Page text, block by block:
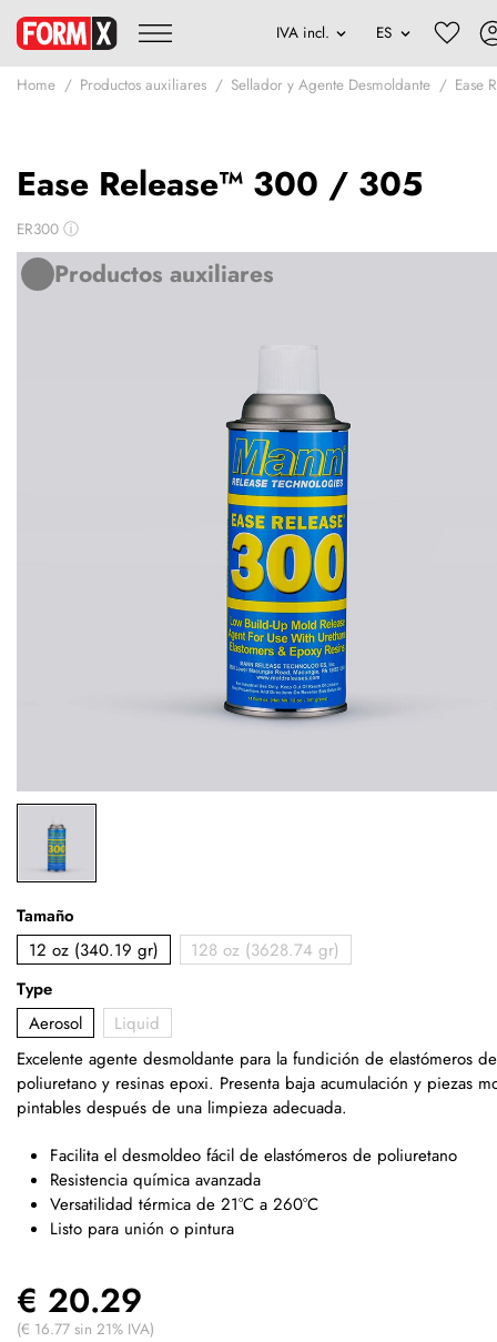
Home Productos auxiliares Sellador y Agente Desmoldante Ease
Ease Release™ 300 / 305
ER300 ⓘ
Productos auxiliares
Tamaño
12 oz (340.19 gr)
128 oz (3628.74 gr)
Type
Aerosol
Liquid
Excelente agente desmoldante para la fundición de elastómeros de
poliuretano y resinas epoxi. Presenta baja acumulación y piezas
pintables después de una limpieza adecuada.
Facilita el desmoldeo fácil de elastómeros de poliuretano
Resistencia química avanzada
Versatilidad térmica de 21°C a 260°C
Listo para unión o pintura
€ 20.29
(€ 16.77 sin 21% IVA)